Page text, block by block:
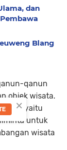
dan
Blang
qanun
objek wisata.
yaitu
untuk
wisata
×